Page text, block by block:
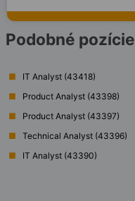
Podobné pozície
IT Analyst (43418)
Product Analyst (43398)
Product Analyst (43397)
Technical Analyst (43396)
IT Analyst (43390)